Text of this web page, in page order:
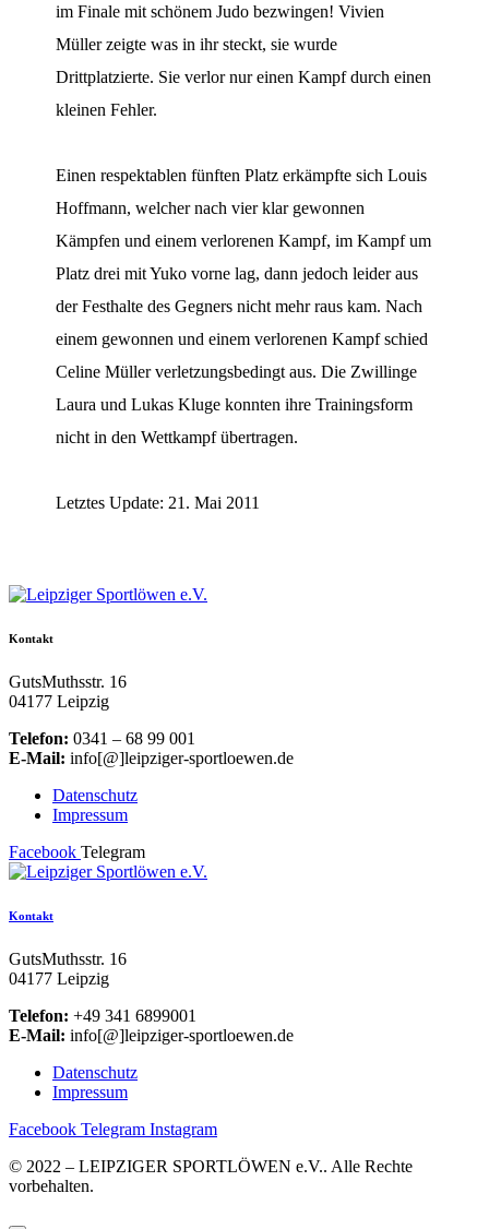
im Finale mit schönem Judo bezwingen! Vivien
Müller zeigte was in ihr steckt, sie wurde
Drittplatzierte. Sie verlor nur einen Kampf durch einen
kleinen Fehler.
Einen respektablen fünften Platz erkämpfte sich Louis
Hoffmann, welcher nach vier klar gewonnen
Kämpfen und einem verlorenen Kampf, im Kampf um
Platz drei mit Yuko vorne lag, dann jedoch leider aus
der Festhalte des Gegners nicht mehr raus kam. Nach
einem gewonnen und einem verlorenen Kampf schied
Celine Müller verletzungsbedingt aus. Die Zwillinge
Laura und Lukas Kluge konnten ihre Trainingsform
nicht in den Wettkampf übertragen.
Letztes Update: 21. Mai 2011
Kontakt
GutsMuthsstr. 16
04177 Leipzig
Telefon: 0341 – 68 99 001
E-Mail: info[@]leipziger-sportloewen.de
Datenschutz
Impressum
Facebook Telegram
Kontakt
GutsMuthsstr. 16
04177 Leipzig
Telefon: +49 341 6899001
E-Mail: info[@]leipziger-sportloewen.de
Datenschutz
Impressum
Facebook Telegram Instagram
© 2022 – LEIPZIGER SPORTLÖWEN e.V.. Alle Rechte
vorbehalten.